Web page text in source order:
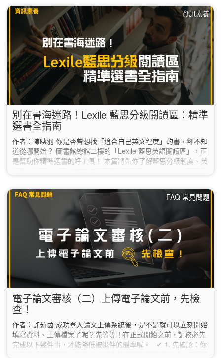
在 AI 持續進化的 2026 年，又有哪些新工具能幫你從繁瑣的資料
中解脫，讓讀書會事半功倍？ 1. 掌握關鍵指標：評分標準大解
析 根據評審老師提供的 NTNU English Party…
資訊素養
別在書海迷路！Lexile 藍思分級閱讀區：精準
選書全指南
作者：陳映羽 你是否曾想找「適合自己英文程度」的書，卻不知
道從哪開始？ 圖書館總館二樓的「Lexile 藍思英語閱讀區」，正
是幫助你精準選書的好工具！ 本篇將帶你了解藍思分級制度、英
統，透過文本難度分析（如句長與詞彙），將書籍標示為一個數
值（Lexile Measure），幫助讀者找到適合自身程度的讀物。 分
級方式： 以「數字＋L」表示，如 500L、900L、1200L…
FAQ 常見問題
電子論文審核（二）上傳電子論文前，先檢
查！
作者：許茹茵 成功登入論文上傳系統後，是不是就可以立刻開始
填寫資料、上傳檔案了呢？先等等！在正式開始之前，請務必先
完成以下幾件事，才能降低被退件的機率喔。 ✔︎ 1. 先確認：你